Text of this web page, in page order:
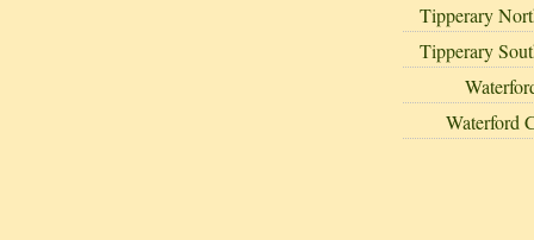
Tipperary
Tipperary
Waterford